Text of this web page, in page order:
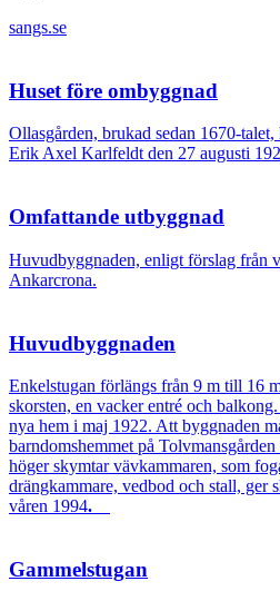
sangs.se
Huset före ombyggnad
Ollasgården, brukad sedan 1670-talet,
Erik Axel Karlfeldt den 27 augusti
Omfattande utbyggnad
Huvudbyggnaden, enligt förslag från
Ankarcrona.
Huvudbyggnaden
Enkelstugan förlängs från 9 m till 16
skorsten, en vacker entré och
nya hem i maj 1922. Att byggnaden
barndomshemmet på
höger skymtar vävkammaren, som
drängkammare, vedbod och stall, ger
våren 1994.
Gammelstugan